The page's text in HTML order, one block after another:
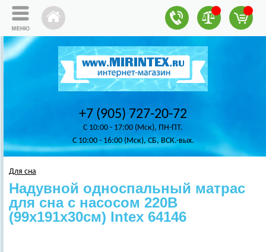
+7 (905) 727-20-72
C 10:00 - 17:00 (Мск), ПН-ПТ.
C 10:00 - 16:00 (Мск), СБ, ВСК.-вых.
Для сна
Надувной односпальный матрас
для сна с насосом 220В
(99х191х30см) Intex 64146